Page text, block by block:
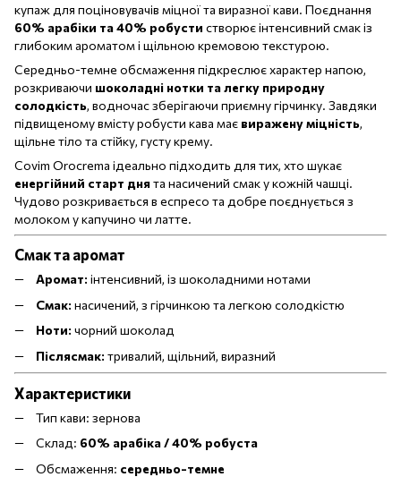
купаж для поціновувачів міцної та виразної кави. Поєднання
60% арабіки та 40% робусти створює інтенсивний смак із
глибоким ароматом і щільною кремовою текстурою.
Середньо-темне обсмаження підкреслює характер напою,
розкриваючи шоколадні нотки та легку природну
солодкість, водночас зберігаючи приємну гірчинку. Завдяки
підвищеному вмісту робусти кава має виражену міцність,
щільне тіло та стійку, густу крему.
Covim Orocrema ідеально підходить для тих, хто шукає
енергійний старт днята насичений смак у кожній чашці.
Чудово розкривається в еспресо та добре поєднується з
молоком у капучино чи латте.
Смак та аромат
Аромат: інтенсивний, із шоколадними нотами
Смак: насичений, з гірчинкою та легкою солодкістю
Ноти: чорний шоколад
Післясмак: тривалий, щільний, виразний
Характеристики
Тип кави: зернова
Склад: 60% арабіка / 40% робуста
Обсмаження: середньо-темне